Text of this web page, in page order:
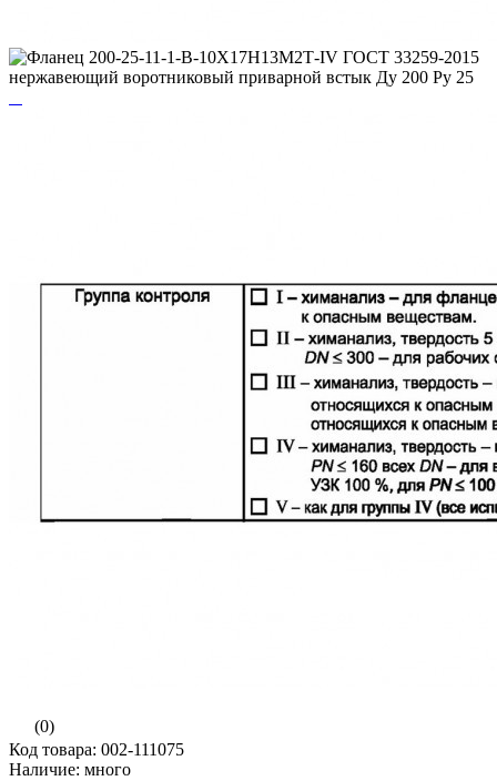
(0)
Код товара: 002-111075
Наличие: много